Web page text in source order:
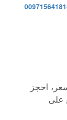
احجز
4 أسابيع على